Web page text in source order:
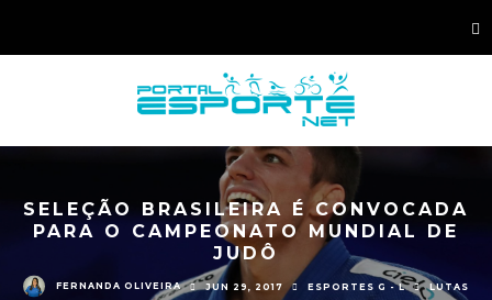
SELEÇÃO BRASILEIRA É CONVOCADA
PARA O CAMPEONATO MUNDIAL DE
JUDÔ
FERNANDA OLIVEIRA JUN 29, 2017 ESPORTES G - L LUTAS